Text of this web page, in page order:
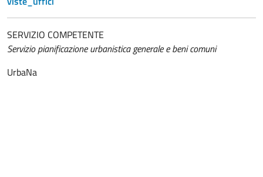
SERVIZIO COMPETENTE
Servizio pianificazione urbanistica generale e beni comuni
UrbaNa